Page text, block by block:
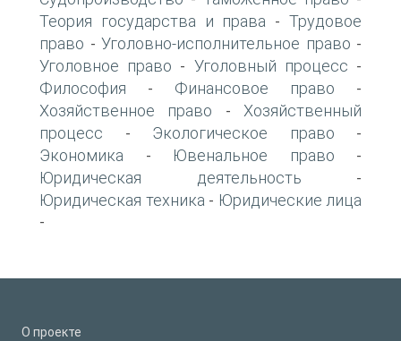
Теория государства и права -Трудовое
право - Уголовно-исполнительное право -
Уголовное право - Уголовный процесс -
Философия - Финансовое право -
Хозяйственное право - Хозяйственный
процесс - Экологическое право -
Экономика - Ювенальное право -
Юридическая деятельность -
Юридическая техника - Юридические лица
-
О проекте